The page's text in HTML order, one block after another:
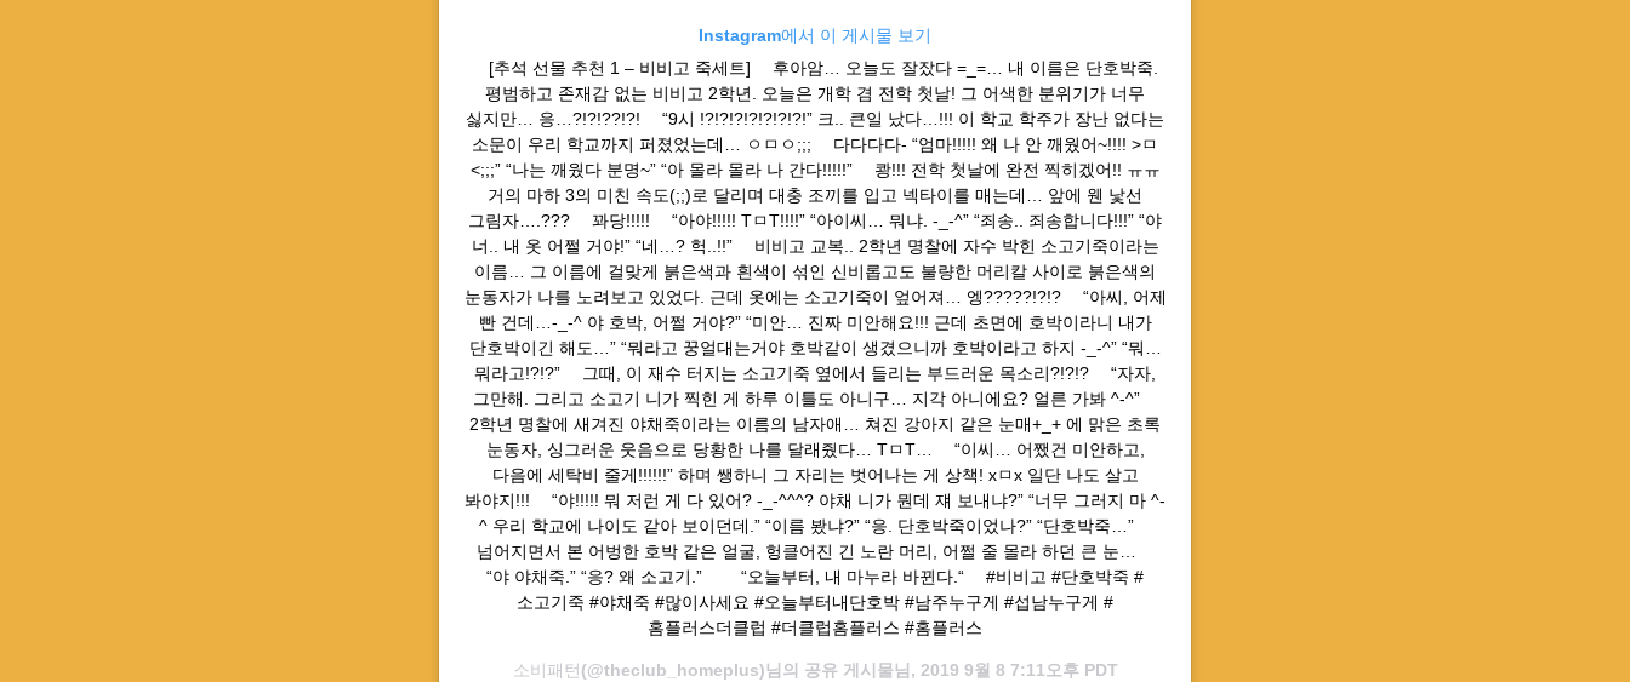
Instagram에서 이 게시물 보기
⠀ [추석 선물 추천 1 – 비비고 죽세트] ⠀ 후아암… 오늘도 잘잤다 =_=… 내 이름은 단호박죽.
평범하고 존재감 없는 비비고 2학년. 오늘은 개학 겸 전학 첫날! 그 어색한 분위기가 너무
싫지만… 응…?!?!??!?! ⠀ “9시 !?!?!?!?!?!?!?!” 크.. 큰일 났다…!!! 이 학교 학주가 장난 없다는
소문이 우리 학교까지 퍼졌었는데… ㅇㅁㅇ;;; ⠀ 다다다다- “엄마!!!!! 왜 나 안 깨웠어~!!!! >ㅁ
<;;;” “나는 깨웠다 분명~” “아 몰라 몰라 나 간다!!!!!” ⠀ 쾅!!! 전학 첫날에 완전 찍히겠어!! ㅠㅠ
거의 마하 3의 미친 속도(;;)로 달리며 대충 조끼를 입고 넥타이를 매는데… 앞에 웬 낯선
그림자….??? ⠀ 꽈당!!!!! ⠀ “아야!!!!! TㅁT!!!!” “아이씨… 뭐냐. -_-^” “죄송.. 죄송합니다!!!” “야
너.. 내 옷 어쩔 거야!” “네…? 헉..!!” ⠀ 비비고 교복.. 2학년 명찰에 자수 박힌 소고기죽이라는
이름… 그 이름에 걸맞게 붉은색과 흰색이 섞인 신비롭고도 불량한 머리칼 사이로 붉은색의
눈동자가 나를 노려보고 있었다. 근데 옷에는 소고기죽이 엎어져… 엥?????!?!? ⠀ “아씨, 어제
빤 건데…-_-^ 야 호박, 어쩔 거야?” “미안… 진짜 미안해요!!! 근데 초면에 호박이라니 내가
단호박이긴 해도…” “뭐라고 꿍얼대는거야 호박같이 생겼으니까 호박이라고 하지 -_-^” “뭐…
뭐라고!?!?” ⠀ 그때, 이 재수 터지는 소고기죽 옆에서 들리는 부드러운 목소리?!?!? ⠀ “자자,
그만해. 그리고 소고기 니가 찍힌 게 하루 이틀도 아니구… 지각 아니에요? 얼른 가봐 ^-^” ⠀
2학년 명찰에 새겨진 야채죽이라는 이름의 남자애… 쳐진 강아지 같은 눈매+_+ 에 맑은 초록
눈동자, 싱그러운 웃음으로 당황한 나를 달래줬다… TㅁT… ⠀ “이씨… 어쨌건 미안하고,
다음에 세탁비 줄게!!!!!!” 하며 쌩하니 그 자리는 벗어나는 게 상책! xㅁx 일단 나도 살고
봐야지!!! ⠀ “야!!!!! 뭐 저런 게 다 있어? -_-^^^? 야채 니가 뭔데 쟤 보내냐?” “너무 그러지 마 ^-
^ 우리 학교에 나이도 같아 보이던데.” “이름 봤냐?” “응. 단호박죽이었나?” “단호박죽…” ⠀
넘어지면서 본 어벙한 호박 같은 얼굴, 헝클어진 긴 노란 머리, 어쩔 줄 몰라 하던 큰 눈… ⠀
“야 야채죽.” “응? 왜 소고기.” ⠀ ⠀ “오늘부터, 내 마누라 바뀐다.“ ⠀ #비비고 #단호박죽 #
소고기죽 #야채죽 #많이사세요 #오늘부터내단호박 #남주누구게 #섭남누구게 #
홈플러스더클럽 #더클럽홈플러스 #홈플러스
소비패턴(@theclub_homeplus)님의 공유 게시물님, 2019 9월 8 7:11오후 PDT